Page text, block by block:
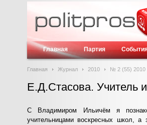
Главная Партия
Главная Журнал 2010 № 2 (55) 2010
Е.Д.Стасова. Учитель
С Владимиром Ильичём я
учительницами воскресных школ,